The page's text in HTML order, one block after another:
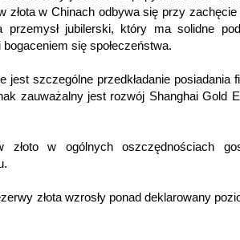
w Chinach odbywa się przy zachęcie
jubilerski, który ma solidne
się społeczeństwa.
szczególne przedkładanie posiadania
zauważalny jest rozwój Shanghai Gold
w ogólnych oszczędnościach
złota wzrosły ponad deklarowany